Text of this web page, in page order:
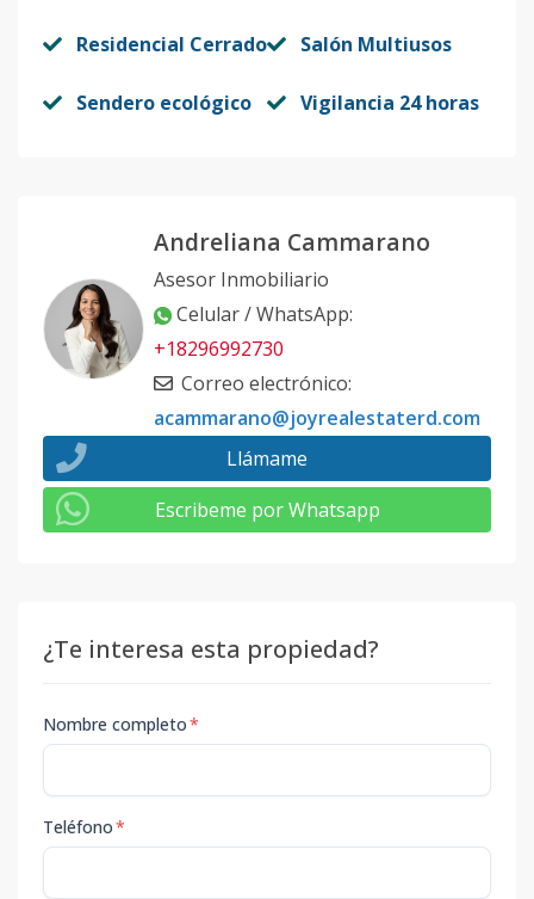
Residencial Cerrado Salón Multiusos
Sendero ecológico Vigilancia 24 horas
Andreliana Cammarano
Asesor Inmobiliario
Celular / WhatsApp:
+18296992730
Correo electrónico:
acammarano@joyrealestaterd.com
Llámame
Escribeme por Whatsapp
¿Te interesa esta propiedad?
Nombre completo*
Teléfono*